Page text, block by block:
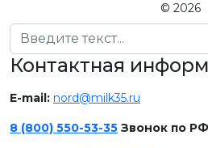
© 2026
Поиск
Контактная
E-mail: nord@milk35.ru
8 (800) 550-53-35 Звонок по